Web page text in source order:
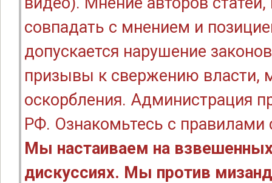
совпадать с мнением и
допускается нарушение
призывы к свержению власти,
оскорбления. Администрация
РФ. Ознакомьтесь с правилами
Мы настаиваем на
дискуссиях. Мы против